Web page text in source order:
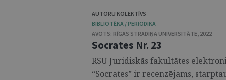
AUTORU KOLEKTĪVS
BIBLIOTĒKA / PERIODIKA
AVOTS: RĪGAS STRADIŅA UNIVERSITĀTE, 2022
Socrates Nr. 23
RSU Juridiskās fakultātes
“Socrates” ir recenzējams,